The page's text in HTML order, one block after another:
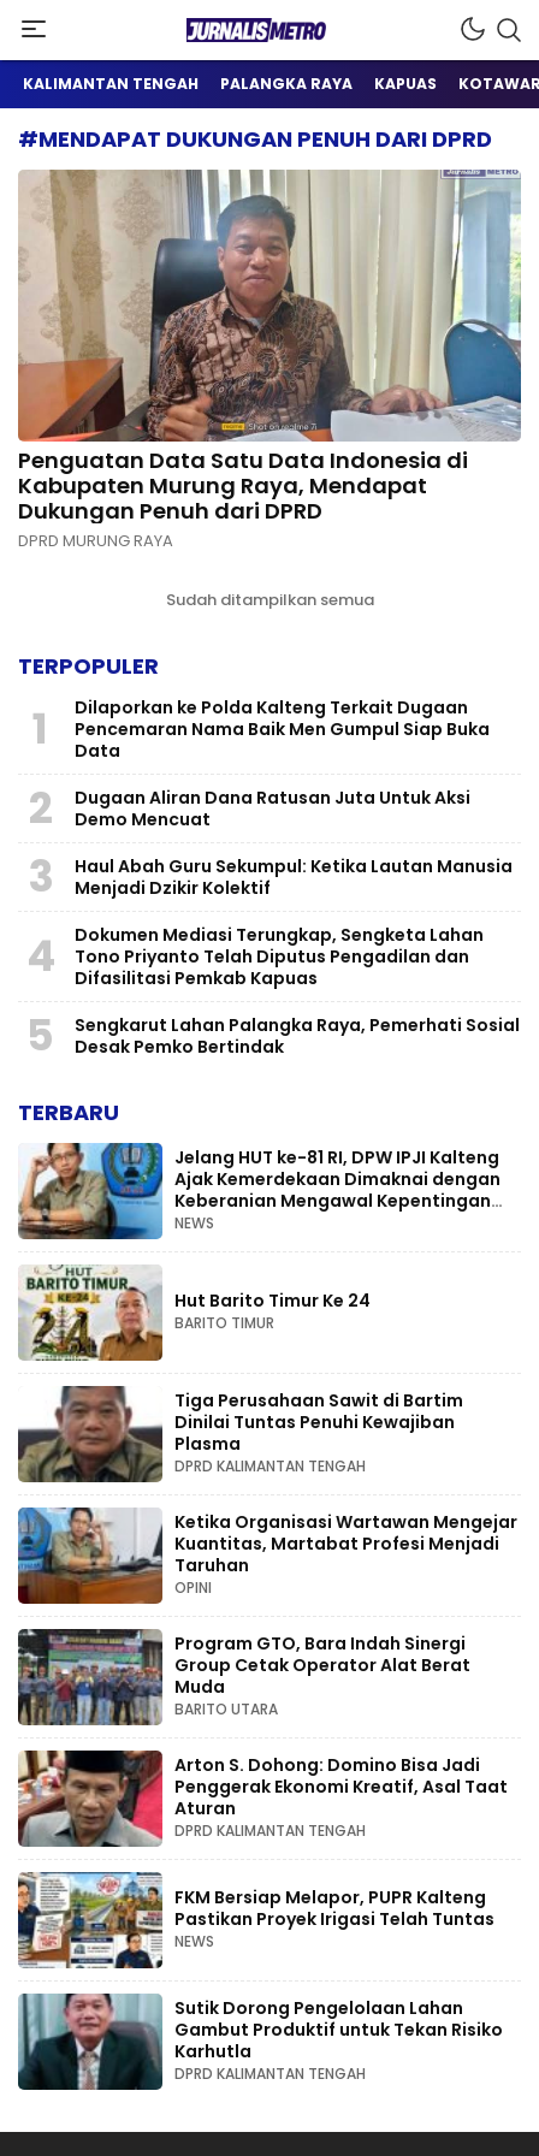
Jurnalis Metro
Satu Wadah Informasi
KALIMANTAN TENGAH PALANGKA RAYA KAPUAS
#MENDAPAT DUKUNGAN PENUH DARI DPRD
Penguatan Data Satu Data Indonesia di
Kabupaten Murung Raya, Mendapat
Dukungan Penuh dari DPRD
DPRD MURUNG RAYA
Sudah ditampilkan semua
TERPOPULER
1
Dilaporkan ke Polda Kalteng Terkait Dugaan
Pencemaran Nama Baik Men Gumpul Siap Buka
Data
2
Dugaan Aliran Dana Ratusan Juta Untuk Aksi
Demo Mencuat
3
Haul Abah Guru Sekumpul: Ketika Lautan Manusia
Menjadi Dzikir Kolektif
4
​Dokumen Mediasi Terungkap, Sengketa Lahan
Tono Priyanto Telah Diputus Pengadilan dan
Difasilitasi Pemkab Kapuas
5
Sengkarut Lahan Palangka Raya, Pemerhati Sosial
Desak Pemko Bertindak
TERBARU
Jelang HUT ke-81 RI, DPW IPJI Kalteng
Ajak Kemerdekaan Dimaknai dengan
Keberanian Mengawal Kepentingan
Rakyat
NEWS
Hut Barito Timur Ke 24
BARITO TIMUR
Tiga Perusahaan Sawit di Bartim
Dinilai Tuntas Penuhi Kewajiban
Plasma
DPRD KALIMANTAN TENGAH
Ketika Organisasi Wartawan Mengejar
Kuantitas, Martabat Profesi Menjadi
Taruhan
OPINI
Program GTO, Bara Indah Sinergi
Group Cetak Operator Alat Berat
Muda
BARITO UTARA
Arton S. Dohong: Domino Bisa Jadi
Penggerak Ekonomi Kreatif, Asal Taat
Aturan
DPRD KALIMANTAN TENGAH
FKM Bersiap Melapor, PUPR Kalteng
Pastikan Proyek Irigasi Telah Tuntas
NEWS
Sutik Dorong Pengelolaan Lahan
Gambut Produktif untuk Tekan Risiko
Karhutla
DPRD KALIMANTAN TENGAH